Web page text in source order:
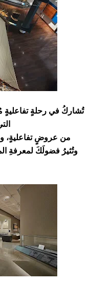
تُشاركُ في رحلةٍ تفاعليةٍ
من عروضٍ تفاعليةٍ،
وتُثيرُ فضولَكَ لمعرفةِ